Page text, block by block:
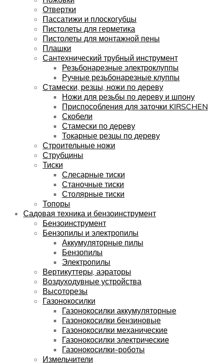
Отвертки
Пассатижи и плоскогубцы
Пистолеты для герметика
Пистолеты для монтажной пены
Плашки
Сантехнический трубный инструмент
Резьбонарезные электроклуппы
Ручные резьбонарезные клуппы
Стамески, резцы, ножи по дереву
Ножи для резьбы по дереву и шпону
Приспособления для заточки KIRSCHEN
Скобели
Стамески по дереву
Токарные резцы по дереву
Строительные ножи
Струбцины
Тиски
Слесарные тиски
Станочные тиски
Столярные тиски
Топоры
Садовая техника и бензоинструмент
Бензоинструмент
Бензопилы и электропилы
Аккумуляторные пилы
Бензопилы
Электропилы
Вертикуттеры, аэраторы
Воздуходувные устройства
Высоторезы
Газонокосилки
Газонокосилки аккумуляторные
Газонокосилки бензиновые
Газонокосилки механические
Газонокосилки электрические
Газонокосилки-роботы
Измельчители